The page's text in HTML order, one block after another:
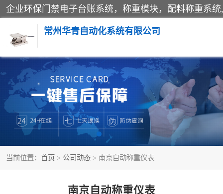
常州华青自动化系统有限公司
当前位置： 首页 > 公司动态 > 南京自动称重仪表
南京自动称重仪表
称重模块
手工配料系统
自动化配料系统
屠宰轨道秤
移动源环保门禁电子台账系统